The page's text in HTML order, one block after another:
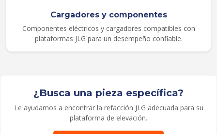
Cargadores y componentes
Componentes eléctricos y cargadores compatibles con
plataformas JLG para un desempeño confiable.
¿Busca una pieza específica?
Le ayudamos a encontrar la refacción JLG adecuada para su
plataforma de elevación.